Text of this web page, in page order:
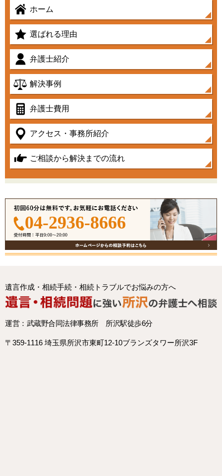
ホーム
選ばれる理由
弁護士紹介
解決事例
弁護士費用
アクセス・事務所紹介
ご相談から解決までの流れ
04-2936-8666
遺言作成・相続手続・相続トラブルでお悩みの方へ
運営：武蔵野合同法律事務所 所沢駅徒歩6分
〒359-1116 埼玉県所沢市東町12-10ブランズタワー所沢3F